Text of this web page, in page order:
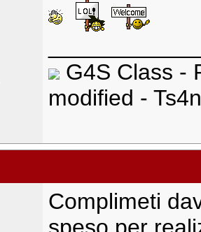
G4S Class -
modified -
Complimeti